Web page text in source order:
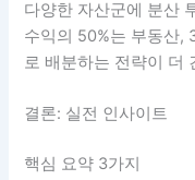
다양한 자산군에 분산
수익의 50%는 부동산,
로 배분하는 전략이 더
결론: 실전 인사이트
핵심 요약 3가지